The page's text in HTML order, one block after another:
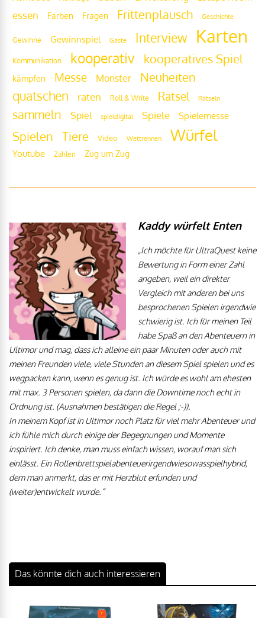
essen Farben Fragen Frittenplausch Geschichte
Gewinne Gewinnspiel Gäste Interview Karten
Kommunikation kooperativ kooperatives Spiel
kämpfen Messe Monster Neuheiten
quatschen raten Roll & Write Rätsel Rätseln
sammeln Spiel spieldigital Spiele Spielemesse
Spielen Tiere Video Wettrennen Würfel
Youtube Zahlen Zug um Zug
Kaddy würfelt Enten
„Ich möchte für UltraQuest keine
Bewertung in Form einer Zahl
angeben, weil ein direkter
Vergleich mit anderen bei uns
besprochenen Spielen irgendwie
schwierig ist. Ich für meinen Teil
habe Spaß an den Abenteuern in
Ultimor und mag, dass ich alleine ein paar Minuten oder auch mit
meinen Freunden viele, viele Stunden an diesem Spiel spielen und es
wegpacken kann, wenn es genug ist. Ich würde es wohl am ehesten
mit max. 3 Personen spielen, da dann die Downtime noch echt in
Ordnung ist. (Ausnahmen bestätigen die Regel ;-)).
In meinem Kopf ist in Ultimor noch Platz für viel mehr Abenteuer und
ich fühle mich durch einige der Begegnungen und Momente
inspiriert. Ich denke, man muss einfach wissen, worauf man sich
einlässt. Ein Rollenbrettspielabenteuerirgendwiesowasspielhybrid,
dem man anmerkt, das er mit Herzblut erfunden und
(weiter)entwickelt wurde.“
Das könnte dich auch interessieren